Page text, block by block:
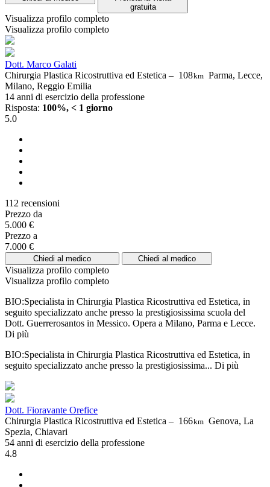
gratuita
Visualizza profilo completo
Visualizza profilo completo
Dott. Marco Galati
Chirurgia Plastica Ricostruttiva ed Estetica – 108km Parma, Lecce,
Milano, Reggio Emilia
14 anni di esercizio della professione
Risposta: 100%, < 1 giorno
5.0
112 recensioni
Prezzo da
5.000 €
Prezzo a
7.000 €
Chiedi al medico Chiedi al medico
Visualizza profilo completo
Visualizza profilo completo
BIO:Specialista in Chirurgia Plastica Ricostruttiva ed Estetica, in
seguito specializzato anche presso la prestigiosissima scuola del
Dott. Guerrerosantos in Messico. Opera a Milano, Parma e Lecce.
Di più
BIO:Specialista in Chirurgia Plastica Ricostruttiva ed Estetica, in
seguito specializzato anche presso la prestigiosissima... Di più
Dott. Fioravante Orefice
Chirurgia Plastica Ricostruttiva ed Estetica – 166km Genova, La
Spezia, Chiavari
54 anni di esercizio della professione
4.8